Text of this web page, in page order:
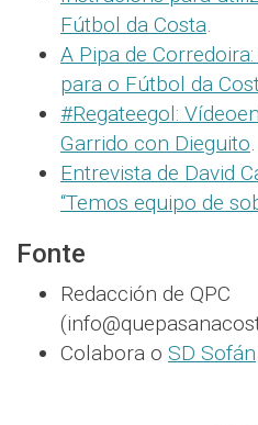
Fútbol da Costa.
A Pipa de
para o Fútbol da
#Regateegol:
Garrido con Dieguito.
Entrevista de David
“Temos equipo de
Fonte
Redacción de QPC
Colabora o SD Sofán